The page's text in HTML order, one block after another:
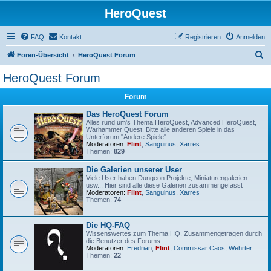
HeroQuest
FAQ Kontakt Anmelden
Registrieren
Foren-Übersicht HeroQuest Forum
HeroQuest Forum
Forum
Das HeroQuest Forum
Alles rund um's Thema HeroQuest, Advanced HeroQuest,
Warhammer Quest. Bitte alle anderen Spiele in das
Unterforum "Andere Spiele".
Moderatoren: Flint Sanguinus Xarres
Themen: 829
Die Galerien unserer User
Viele User haben Dungeon Projekte, Miniaturengalerien
usw... Hier sind alle diese Galerien zusammengefasst
Moderatoren: Flint Sanguinus Xarres
Themen: 74
Die HQ-FAQ
Wissenswertes zum Thema HQ. Zusammengetragen durch
die Benutzer des Forums.
Moderatoren: Eredrian Flint Commissar Caos Wehrter
Themen: 22